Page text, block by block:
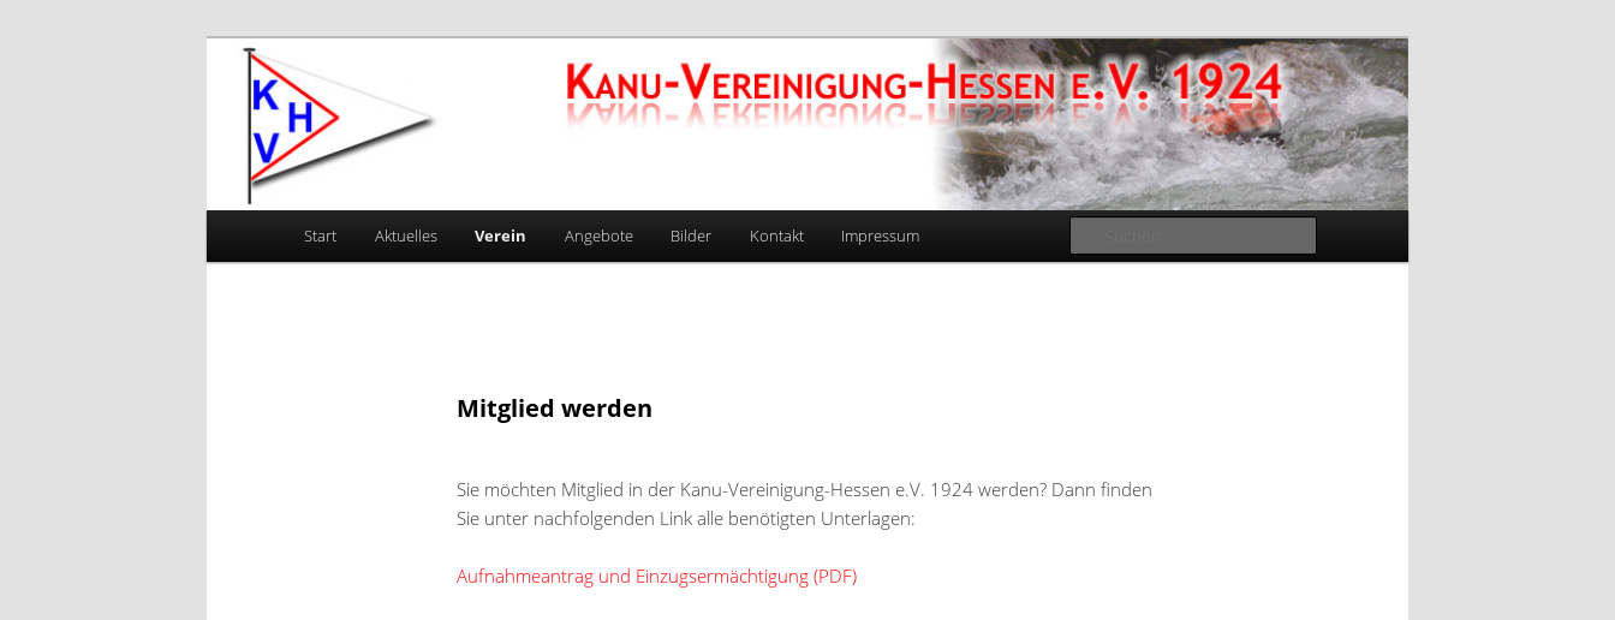
Kanu-Vereinigung-Hessen e.V. 1924
Start Aktuelles Verein Angebote Bilder Kontakt Impressum
Mitglied werden
Sie möchten Mitglied in der Kanu-Vereinigung-Hessen e.V. 1924 werden? Dann finden
Sie unter nachfolgenden Link alle benötigten Unterlagen:
Aufnahmeantrag und Einzugsermächtigung (PDF)